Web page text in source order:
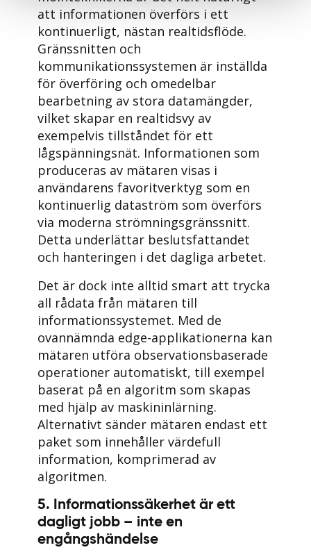
att informationen överförs i ett
kontinuerligt, nästan realtidsflöde.
Gränssnitten och
kommunikationssystemen är inställda
för överföring och omedelbar
bearbetning av stora datamängder,
vilket skapar en realtidsvy av
exempelvis tillståndet för ett
lågspänningsnät. Informationen som
produceras av mätaren visas i
användarens favoritverktyg som en
kontinuerlig dataström som överförs
via moderna strömningsgränssnitt.
Detta underlättar beslutsfattandet
och hanteringen i det dagliga arbetet.
Det är dock inte alltid smart att trycka
all rådata från mätaren till
informationssystemet. Med de
ovannämnda edge-applikationerna kan
mätaren utföra observationsbaserade
operationer automatiskt, till exempel
baserat på en algoritm som skapas
med hjälp av maskininlärning.
Alternativt sänder mätaren endast ett
paket som innehåller värdefull
information, komprimerad av
algoritmen.
5. Informationssäkerhet är ett
dagligt jobb – inte en
engångshändelse